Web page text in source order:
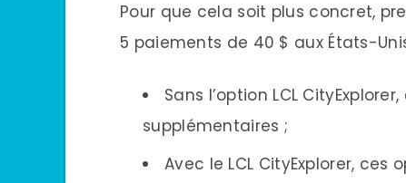
Pour que cela soit plus concret,
5 paiements de 40 $ aux États-
Sans l’option LCL
supplémentaires ;
Avec le LCL CityExplorer,